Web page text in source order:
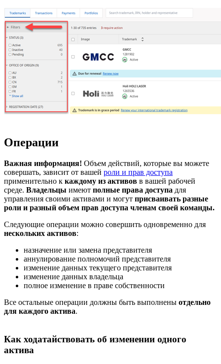
Операции
Важная информация! Объем действий, которые вы можете
совершать, зависит от вашей роли и прав доступа
применительно к каждому из активов в вашей рабочей
среде. Владельцы имеют полные права доступа для
управления своими активами и могут присваивать разные
роли и разный объем прав доступа членам своей команды.
Следующие операции можно совершить одновременно для
нескольких активов:
назначение или замена представителя
аннулирование полномочий представителя
изменение данных текущего представителя
изменение данных владельца
полное изменение в праве собственности
Все остальные операции должны быть выполнены отдельно
для каждого актива.
Как ходатайствовать об изменении одного
актива